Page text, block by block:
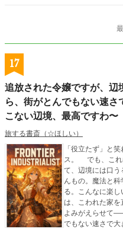
17
追放された令嬢ですが、辺
ら、街がとんでもない速さ
こない辺境、最高ですわ〜
旅する書斎（☆ほしい）
「役立たず」と
ス。 でも、これはわたくしにとって願ったりですわ。だっ
て、辺境には口
んもの。魔法と
る。こんなに楽し
は、こわれた家を
よみがえらせて
でもない速さで大